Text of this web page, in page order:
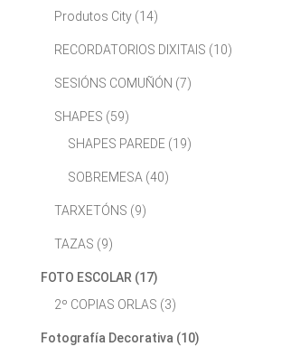
Produtos City (14)
RECORDATORIOS DIXITAIS (10)
SESIÓNS COMUÑÓN (7)
SHAPES (59)
SHAPES PAREDE (19)
SOBREMESA (40)
TARXETÓNS (9)
TAZAS (9)
FOTO ESCOLAR (17)
2º COPIAS ORLAS (3)
Fotografía Decorativa (10)